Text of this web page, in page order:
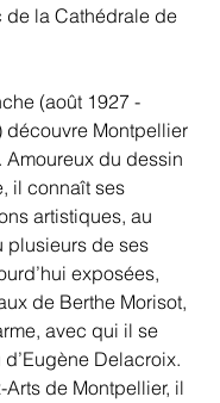
de la Cathédrale de
(août 1927 -
découvre Montpellier
Amoureux du dessin
il connaît ses
artistiques, au
plusieurs de ses
exposées,
de Berthe Morisot,
avec qui il se
d’Eugène Delacroix.
de Montpellier, il